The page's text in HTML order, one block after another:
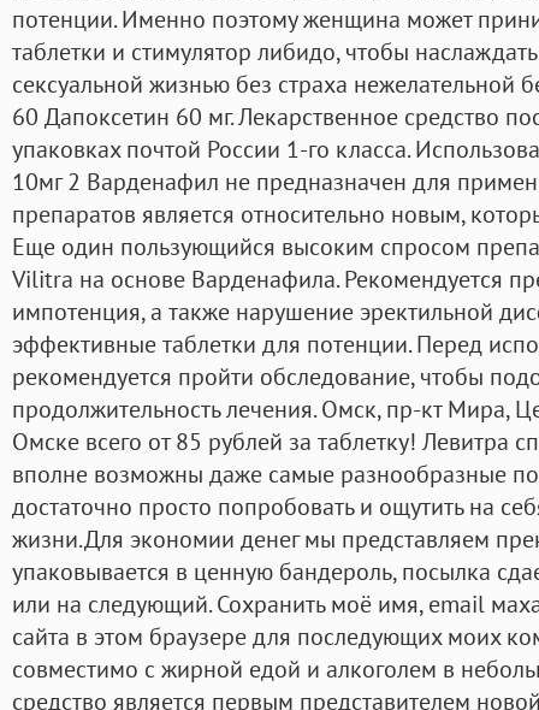
потенции. Именно поэтому женщина может
таблетки и стимулятор либидо, чтобы
сексуальной жизнью без страха нежелательной
60 Дапоксетин 60 мг. Лекарственное средство
упаковках почтой России 1-го класса.
10мг 2 Варденафил не предназначен для
препаратов является относительно новым,
Еще один пользующийся высоким спросом
Vilitra на основе Варденафила. Рекомендуется
импотенция, а также нарушение эректильной
эффективные таблетки для потенции. Перед
рекомендуется пройти обследование, чтобы
продолжительность лечения. Омск, пр-кт Мира,
Омске всего от 85 рублей за таблетку! Левитра
вполне возможны даже самые разнообразные
достаточно просто попробовать и ощутить на
жизни.Для экономии денег мы представляем
упаковывается в ценную бандероль, посылка
или на следующий. Сохранить моё имя, email
сайта в этом браузере для последующих моих
совместимо с жирной едой и алкоголем в
средство является первым представителем